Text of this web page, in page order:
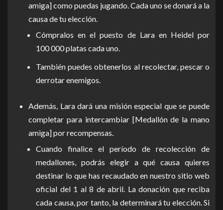
amiga] como puedas jugando. Cada uno se donará a la
causa de tu elección.
Cómpralos en el puesto de Lara en Heidel por
100 000 platas cada uno.
También puedes obtenerlos al recolectar, pescar o
derrotar enemigos.
Además, Lara dará una misión especial que se puede
completar para intercambiar [Medallón de la mano
amiga] por recompensas.
Cuando finalice el período de recolección de
medallones, podrás elegir a qué causa quieres
destinar lo que has recaudado en nuestro sitio web
oficial del 1 al 8 de abril. La donación que reciba
cada causa, por tanto, la determinará tu elección. Si